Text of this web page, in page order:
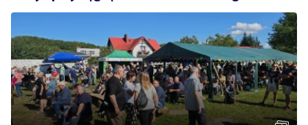
Regionalne smaki, uśmiechu i dobra zabawa. Za
nami Dzień Kaszubskiego Ogórka